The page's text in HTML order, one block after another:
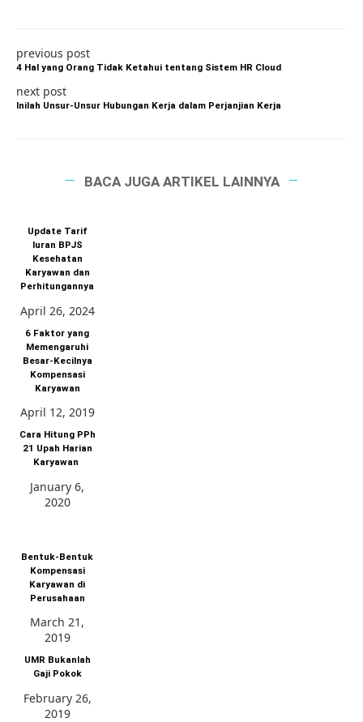
previous post
4 Hal yang Orang Tidak Ketahui tentang Sistem HR Cloud
next post
Inilah Unsur-Unsur Hubungan Kerja dalam Perjanjian Kerja
BACA JUGA ARTIKEL LAINNYA
Update Tarif
Iuran BPJS
Kesehatan
Karyawan dan
Perhitungannya
April 26, 2024
6 Faktor yang
Memengaruhi
Besar-Kecilnya
Kompensasi
Karyawan
April 12, 2019
Cara Hitung PPh
21 Upah Harian
Karyawan
January 6,
2020
Bentuk-Bentuk
Kompensasi
Karyawan di
Perusahaan
March 21,
2019
UMR Bukanlah
Gaji Pokok
February 26,
2019